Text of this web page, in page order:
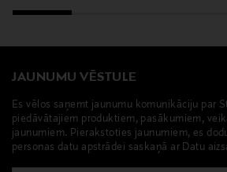
Sweden
Digitālā adrese
customercare@labruket.com
Atslēgvārdi
L:A Bruket, serums, serums rokām
JAUNUMU VĒSTULE
Es vēlos saņemt jaunumu komunikāciju par
piedāvātajiem produktiem, pasākumiem,
jaunumiem. Pierakstoties jaunumiem, es
personas datu apstrādei saskaņā ar Datu